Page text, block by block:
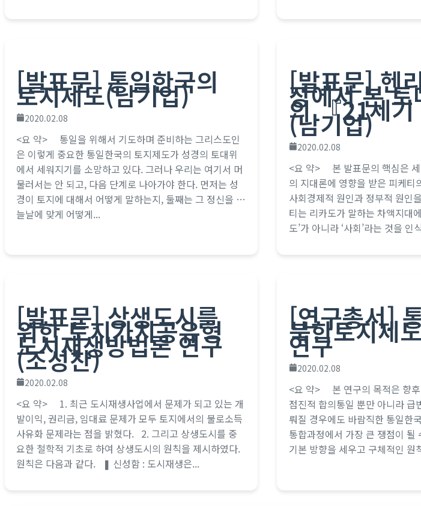
[발표문] 통일한국의
토지제도(남기업)
2020.02.08
<요 약> 통일을 위해서 기도하며 준비하는 그리스도인
은 이렇게 중요한 통일한국의 토지제도가 성경의 토대위
에서 세워지기를 소망하고 있다. 그러나 우리는 여기서 머
물러서는 안 되고, 다음 단계로 나아가야 한다. 먼저는 성
경이 토지에 대해서 어떻게 말하는지, 둘째는 그 정신을 오
늘날에 맞게 어떻게...
[발표문] 헨
장에서 본 토
의 『21세
(남기업)
2020.02.08
<요 약> 본 발표문의 핵심은
의 지대론에 영향을 받은 피케티
사회경제적 원인과 정부적 원인
티는 리카도가 말하는 차액지대
도’가 아니라 ‘사회’라는 것을
[발표문] 상생도시를
위한 토지가치공유형
도시재생방법론 연구
(조성찬)
2020.02.08
<요 약> ​ 1. 최근 도시재생사업에서 문제가 되고 있는 개
발이익, 권리금, 임대료 문제가 모두 토지에서의 불로소득
사유화 문제라는 점을 밝혔다. 2. 그리고 상생도시를 중
요한 철학적 기초로 하여 상생도시의 원칙을 제시하였다.
원칙은 다음과 같다. ❚ 신성함 : 도시재생은...
[연구총서]
북한토지제
연구
2020.02.08
<요 약> 본 연구의 목적은 향후
점진적 합의통일 뿐만 아니라 급
뤄질 경우에도 바람직한 통일한
통합과정에서 가장 큰 쟁점이 될
기본 방향을 세우고 구체적인 원